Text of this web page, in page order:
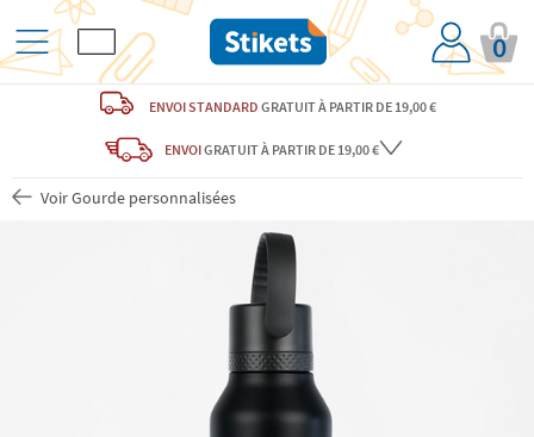
0
ENVOI STANDARD GRATUITÀ PARTIR DE 19,00 €
ENVOIGRATUITÀ PARTIR DE 19,00 €
Voir Gourde personnalisées